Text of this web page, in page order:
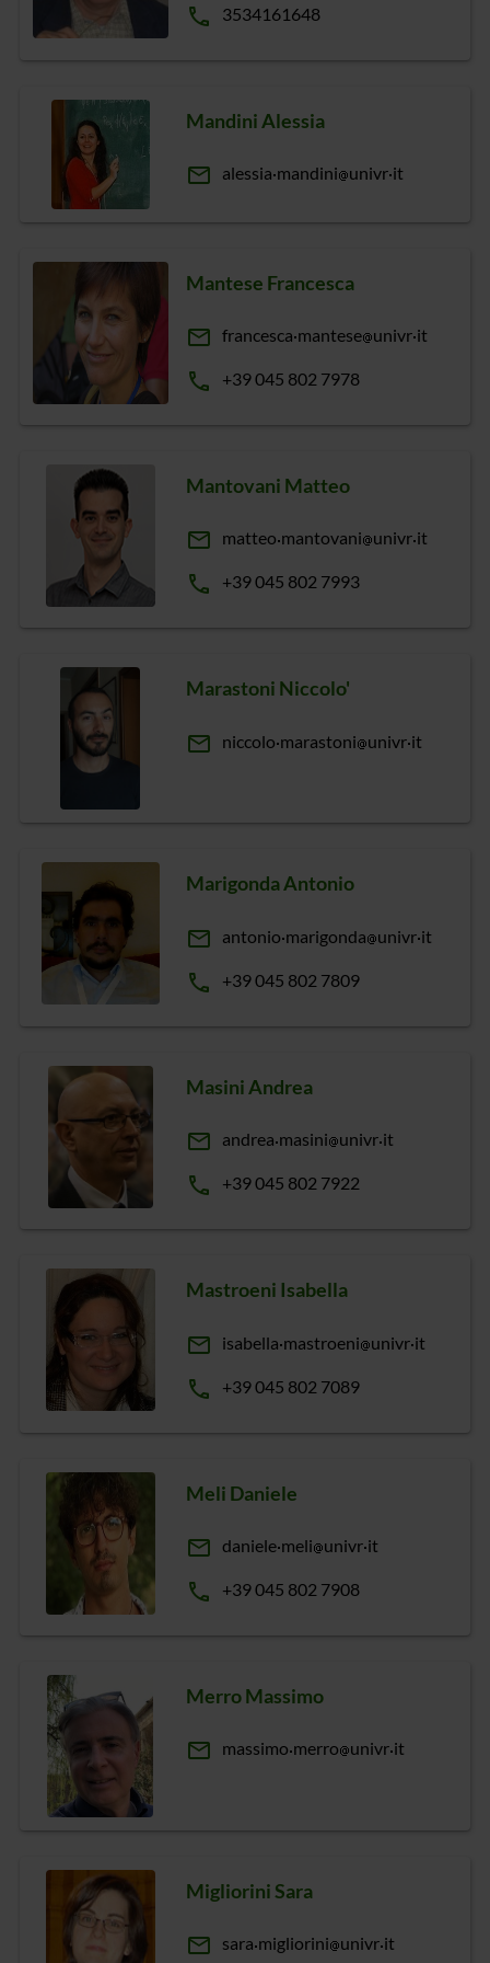
phone 3534161648
Mandini Alessia
email alessia mandini univr it
Mantese Francesca
email francesca mantese univr it
phone +39 045 802 7978
Mantovani Matteo
email matteo mantovani univr it
phone +39 045 802 7993
Marastoni Niccolo'
email niccolo marastoni univr it
Marigonda Antonio
email antonio marigonda univr it
phone +39 045 802 7809
Masini Andrea
email andrea masini univr it
phone +39 045 802 7922
Mastroeni Isabella
email isabella mastroeni univr it
phone +39 045 802 7089
Meli Daniele
email daniele meli univr it
phone +39 045 802 7908
Merro Massimo
email massimo merro univr it
Migliorini Sara
email sara migliorini univr it